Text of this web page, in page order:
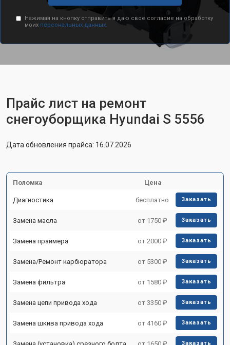
Нажимая на кнопку отправить я даю свое согласие на обработку
моих персональных данных.
Прайс лист на ремонт
снегоуборщика Hyundai S 5556
Дата обновления прайса: 16.07.2026
Поломка Цена
Диагностика бесплатно Заказать
Замена масла от 1750 ₽ Заказать
Замена праймера от 2000 ₽ Заказать
Замена/Pемонт карбюратора от 5300 ₽ Заказать
Замена фильтра от 1580 ₽ Заказать
Замена цепи привода хода от 3350 ₽ Заказать
Замена шкива привода хода от 4160 ₽ Заказать
Замена (установка) срезного болта от 1650 ₽ Заказать